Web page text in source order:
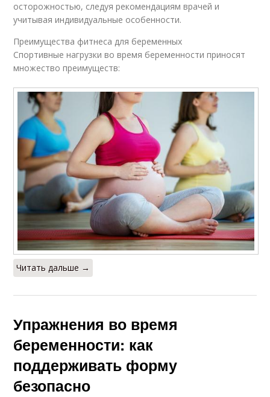
осторожностью, следуя рекомендациям врачей и
учитывая индивидуальные особенности.
Преимущества фитнеса для беременных
Спортивные нагрузки во время беременности приносят
множество преимуществ:
Читать дальше →
Упражнения во время
беременности: как
поддерживать форму
безопасно